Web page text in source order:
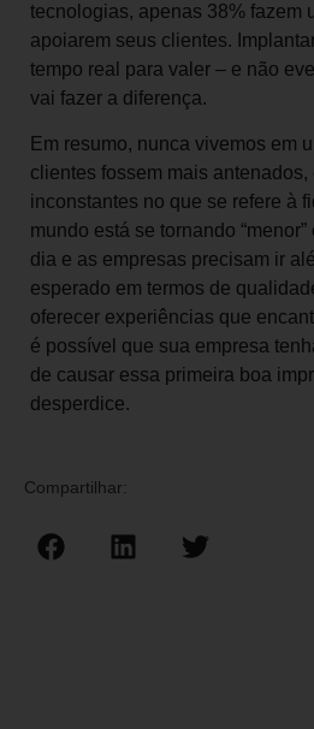
tecnologias, apenas 38% fazem
apoiarem seus clientes.
tempo real para valer – e não
vai fazer a diferença.
Em resumo, nunca vivemos em
clientes fossem mais antenados,
inconstantes no que se refere à
mundo está se tornando
dia e as empresas precisam ir
esperado em termos de
oferecer experiências que
é possível que sua empresa
de causar essa primeira boa
desperdice.
Compartilhar: